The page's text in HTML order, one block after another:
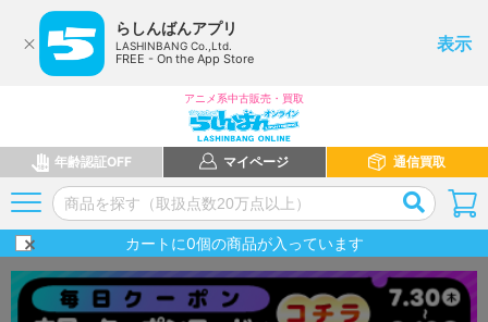
らしんばんアプリ
LASHINBANG Co.,Ltd.
FREE - On the App Store
表示
アニメ系中古販売・買取
年齢認証OFF マイページ 通信買取
カートに0個の商品が入っています